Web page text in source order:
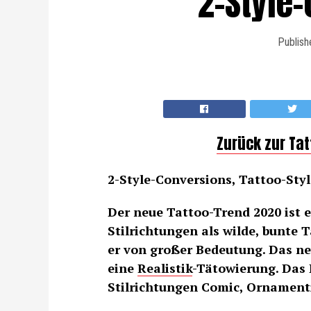
Zurück zur
2-Style-Conversions, Tattoo-
Der neue Tattoo-Trend 2020 ist
Stilrichtungen als wilde, bunte
er von großer Bedeutung. Das
eine Realistik-Tätowierung.
Stilrichtungen Comic,